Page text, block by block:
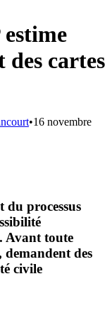
des cartes
•16 novembre
processus
Avant toute
demandent des
civile